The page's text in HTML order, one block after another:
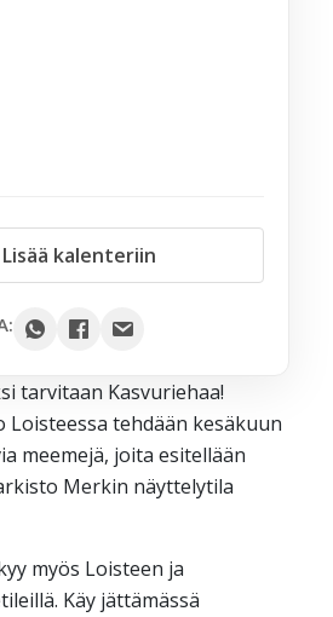
tarvitaan Kasvuriehaa!
tehdään kesäkuun
meemejä, joita esitellään
Merkin näyttelytila
myös Loisteen ja
Käy jättämässä
Lisää kalenteriin
Yahoo
iCal / .ics